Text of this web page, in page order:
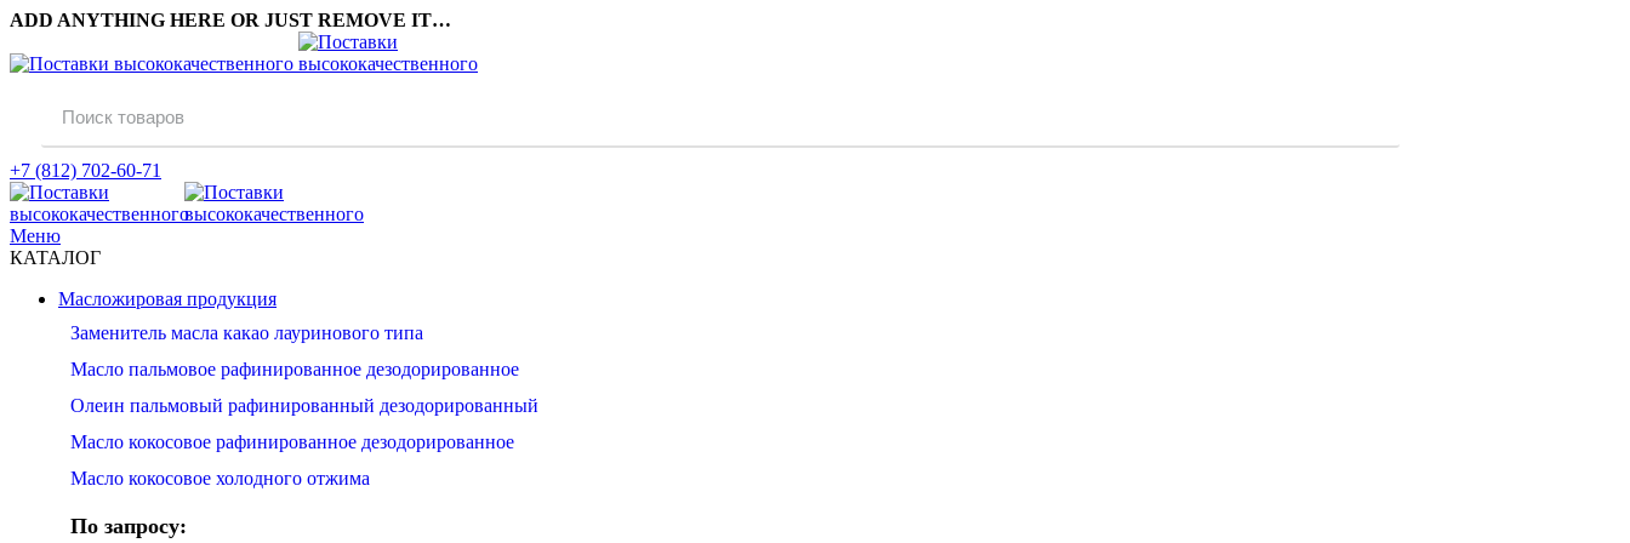
ADD ANYTHING HERE OR JUST REMOVE IT…
+7 (812) 702-60-71
Меню
КАТАЛОГ
Масложировая продукция
Заменитель масла какао лауринового типа
Масло пальмовое рафинированное дезодорированное
Олеин пальмовый рафинированный дезодорированный
Масло кокосовое рафинированное дезодорированное
Масло кокосовое холодного отжима
По запросу: